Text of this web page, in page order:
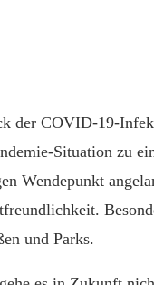
der COVID-19-
Situation zu
Wendepunkt
und Parks.